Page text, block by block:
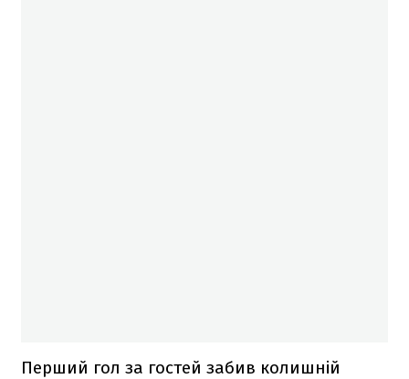
Перший гол за гостей забив колишній